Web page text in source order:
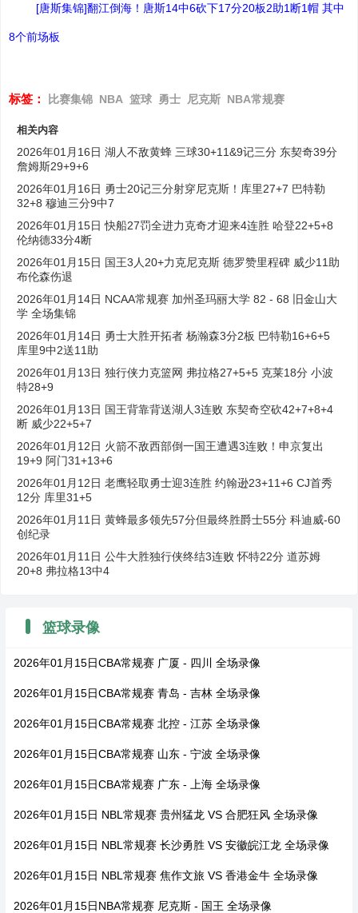
[唐斯集锦]翻江倒海！唐斯14中6砍下17分20板2助1断1帽 其中
8个前场板
标签： 比赛集锦 NBA 篮球 勇士 尼克斯 NBA常规赛
相关内容
2026年01月16日 湖人不敌黄蜂 三球30+11&9记三分 东契奇39分
詹姆斯29+9+6
2026年01月16日 勇士20记三分射穿尼克斯！库里27+7 巴特勒
32+8 穆迪三分9中7
2026年01月15日 快船27罚全进力克奇才迎来4连胜 哈登22+5+8
伦纳德33分4断
2026年01月15日 国王3人20+力克尼克斯 德罗赞里程碑 威少11助
布伦森伤退
2026年01月14日 NCAA常规赛 加州圣玛丽大学 82 - 68 旧金山大
学 全场集锦
2026年01月14日 勇士大胜开拓者 杨瀚森3分2板 巴特勒16+6+5
库里9中2送11助
2026年01月13日 独行侠力克篮网 弗拉格27+5+5 克莱18分 小波
特28+9
2026年01月13日 国王背靠背送湖人3连败 东契奇空砍42+7+8+4
断 威少22+5+7
2026年01月12日 火箭不敌西部倒一国王遭遇3连败！申京复出
19+9 阿门31+13+6
2026年01月12日 老鹰轻取勇士迎3连胜 约翰逊23+11+6 CJ首秀
12分 库里31+5
2026年01月11日 黄蜂最多领先57分但最终胜爵士55分 科迪威-60
创纪录
2026年01月11日 公牛大胜独行侠终结3连败 怀特22分 道苏姆
20+8 弗拉格13中4
篮球录像
2026年01月15日CBA常规赛 广厦 - 四川 全场录像
2026年01月15日CBA常规赛 青岛 - 吉林 全场录像
2026年01月15日CBA常规赛 北控 - 江苏 全场录像
2026年01月15日CBA常规赛 山东 - 宁波 全场录像
2026年01月15日CBA常规赛 广东 - 上海 全场录像
2026年01月15日 NBL常规赛 贵州猛龙 VS 合肥狂风 全场录像
2026年01月15日 NBL常规赛 长沙勇胜 VS 安徽皖江龙 全场录像
2026年01月15日 NBL常规赛 焦作文旅 VS 香港金牛 全场录像
2026年01月15日NBA常规赛 尼克斯 - 国王 全场录像